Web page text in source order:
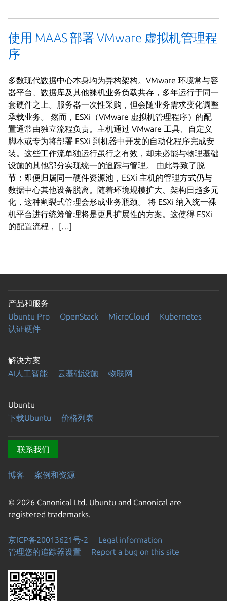
使用 MAAS 部署 VMware 虚拟机管理程
序
多数现代数据中心本身均为异构架构。VMware 环境常与容
器平台、数据库及其他裸机业务负载共存，多年运行于同一
套硬件之上。服务器一次性采购，但会随业务需求变化调整
承载业务。 然而，ESXi（VMware 虚拟机管理程序）的配
置通常由独立流程负责。主机通过 VMware 工具、自定义
脚本或专为将部署 ESXi 到机器中开发的自动化程序完成安
装。这些工作流单独运行虽行之有效，却未必能与物理基础
设施的其他部分实现统一的追踪与管理。 由此导致了脱
节：即便归属同一硬件资源池，ESXi 主机的管理方式仍与
数据中心其他设备脱离。随着环境规模扩大、架构日趋多元
化，这种割裂式管理会形成业务瓶颈。 将 ESXi 纳入统一裸
机平台进行统筹管理将是更具扩展性的方案。这使得 ESXi
的配置流程， […]
产品和服务
Ubuntu Pro
OpenStack MicroCloud
Kubernetes
认证硬件
解决方案
AI人工智能
云基础设施 物联网
Ubuntu
下载Ubuntu
价格列表
联系我们
博客 案例和资源
© 2026 Canonical Ltd. Ubuntu and Canonical are
registered trademarks.
京ICP备20013621号-2
Legal information
管理您的追踪器设置
Report a bug on this site